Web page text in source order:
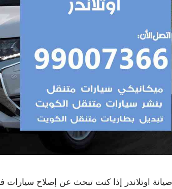
اوتلاندر إذا كنت تبحث عن إصلاح